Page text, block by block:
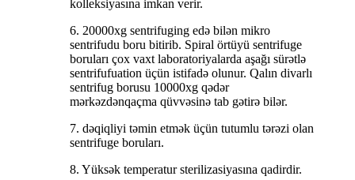
kolleksiyasına imkan verir.
6. 20000xg sentrifuging edə bilən mikro
sentrifudu boru bitirib. Spiral örtüyü sentrifuge
boruları çox vaxt laboratoriyalarda aşağı sürətlə
sentrifufuation üçün istifadə olunur. Qalın divarlı
sentrifug borusu 10000xg qədər
mərkəzdənqaçma qüvvəsinə tab gətirə bilər.
7. dəqiqliyi təmin etmək üçün tutumlu tərəzi olan
sentrifuge boruları.
8. Yüksək temperatur sterilizasiyasına qadirdir.